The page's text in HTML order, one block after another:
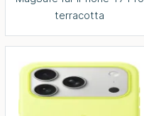
terracotta